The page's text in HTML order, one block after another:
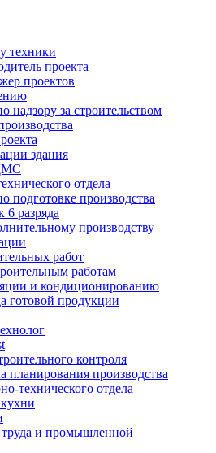
техники
проекта
проектов
надзору за строительством
здания
отдела
подготовке производства
6 разряда
производству
работ
работам
и кондиционированию
готовой продукции
контроля
планирования производства
технического отдела
и промышленной